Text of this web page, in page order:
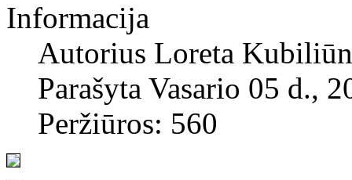
Informacija
Autorius Loreta
Parašyta Vasario 05 d.,
Peržiūros: 560